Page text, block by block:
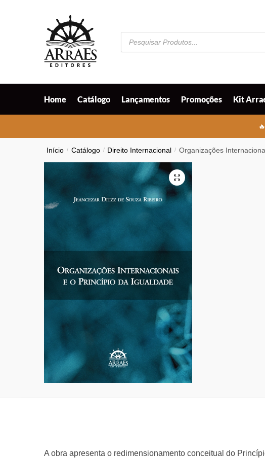
Pesquisar
produtos
Home Catálogo Lançamentos Promoções Kit
Início / Catálogo / Direito Internacional / Organizações
🔍
A obra apresenta o redimensionamento conceitual do